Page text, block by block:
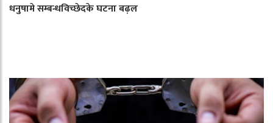
धनुषामे सम्बन्धविच्छेदके घटना बढ़ल